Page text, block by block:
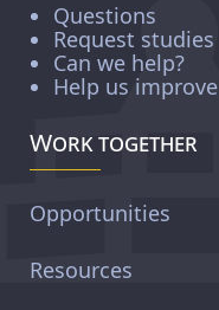
Questions
Request studies
Can we help?
Help us improve
Work together
Opportunities
Resources